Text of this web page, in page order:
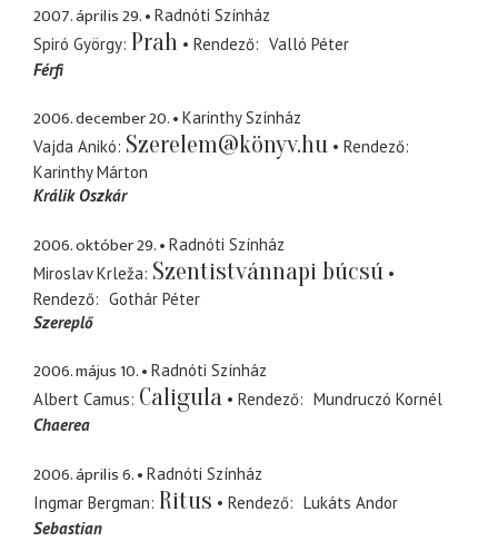
2007. április 29.
Radnóti Színház
Spiró György Prah Rendező
Valló Péter
Férfi
2006. december 20.
Karinthy Színház
Vajda Anikó Szerelem@könyv.hu
Rendező
Karinthy Márton
Králik Oszkár
2006. október 29.
Radnóti Színház
Miroslav Krleža Szentistvánnapi búcsú
Rendező
Gothár Péter
Szereplő
2006. május 10.
Radnóti Színház
Albert Camus Caligula Rendező
Mundruczó Kornél
Chaerea
2006. április 6.
Radnóti Színház
Ingmar Bergman Ritus Rendező
Lukáts Andor
Sebastian